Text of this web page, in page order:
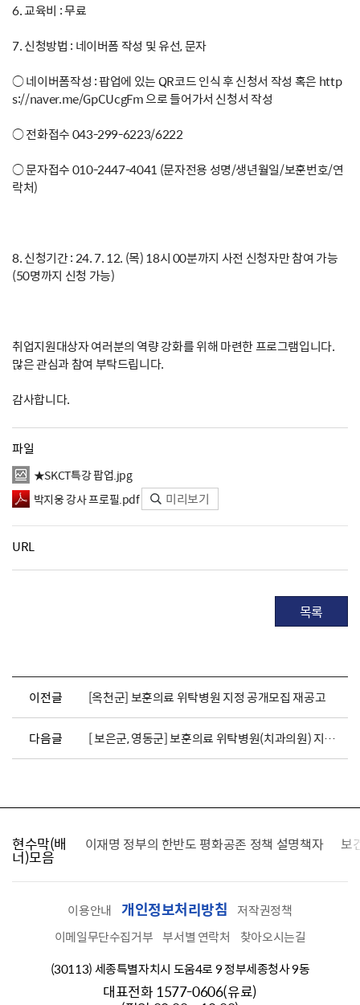
6. 교육비 : 무료
7. 신청방법 : 네이버폼 작성 및 유선, 문자
○ 네이버폼작성 : 팝업에 있는 QR코드 인식 후 신청서 작성 혹은 http
s://naver.me/GpCUcgFm 으로 들어가서 신청서 작성
○ 전화접수 043-299-6223/6222
○ 문자접수 010-2447-4041 (문자전용 성명/생년월일/보훈번호/연
락처)
8. 신청기간 : 24. 7. 12. (목) 18시 00분까지 사전 신청자만 참여 가능
(50명까지 신청 가능)
취업지원대상자 여러분의 역량 강화를 위해 마련한 프로그램입니다.
많은 관심과 참여 부탁드립니다.
감사합니다.
파일
★SKCT특강 팝업.jpg
박지웅 강사 프로필.pdf
미리보기
URL
목록
이전글 [옥천군] 보훈의료 위탁병원 지정 공개모집 재공고
다음글 [ 보은군, 영동군] 보훈의료 위탁병원(치과의원) 지정 공개모집 공고
현수막(배
너)모음
찾습니다 이재명 정부의 한반도 평화공존 정책 설명책자 보
이용안내 개인정보처리방침
저작권정책
이메일무단수집거부 부서별 연락처
찾아오시는길
(30113) 세종특별자치시 도움4로 9 정부세종청사 9동
대표전화 1577-0606(유료)